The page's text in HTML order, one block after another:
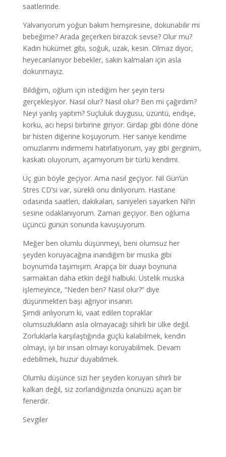
saatlerinde.
Yalvarıyorum yoğun bakım hemşiresine, dokunabilir mi
bebeğime? Arada geçerken birazcık sevse? Olur mu?
Kadın hükümet gibi, soğuk, uzak, kesin. Olmaz diyor,
heyecanlanıyor bebekler, sakin kalmaları için asla
dokunmayız.
Bildiğim, oğlum için istediğim her şeyin tersi
gerçekleşiyor. Nasıl olur? Nasıl olur? Ben mi çağırdım?
Neyi yanlış yaptım? Suçluluk duygusu, üzüntü, endişe,
korku, acı hepsi birbirine giriyor. Girdap gibi döne döne
bir histen diğerine koşuyorum. Her saniye kendime
omuzlarımı indirmemi hatırlatıyorum, yay gibi gerginim,
kaskatı oluyorum, açamıyorum bir türlü kendimi.
Üç gün böyle geçiyor. Ama nasıl geçiyor. Nil Gün’ün
Stres CD’si var, sürekli onu dinliyorum. Hastane
odasında saatleri, dakikaları, saniyeleri sayarken Nil’in
sesine odaklanıyorum. Zaman geçiyor. Ben oğluma
üçüncü günün sonunda kavuşuyorum.
Meğer ben olumlu düşünmeyi, beni olumsuz her
şeyden koruyacağına inandığım bir muska gibi
boynumda taşımışım. Arapça bir duayı boynuna
sarmaktan daha etkin değil halbuki. Üstelik muska
işlemeyince, “Neden ben? Nasıl olur?” diye
düşünmekten başı ağrıyor insanın.
Şimdi anlıyorum ki, vaat edilen topraklar
olumsuzlukların asla olmayacağı sihirli bir ülke değil.
Zorluklarla karşılaştığında güçlü kalabilmek, kendin
olmayı, iyi bir insan olmayı koruyabilmek. Devam
edebilmek, huzur duyabilmek.
Olumlu düşünce sizi her şeyden koruyan sihirli bir
kalkan değil, siz zorlandığınızda önünüzü açan bir
fenerdir.
Sevgiler